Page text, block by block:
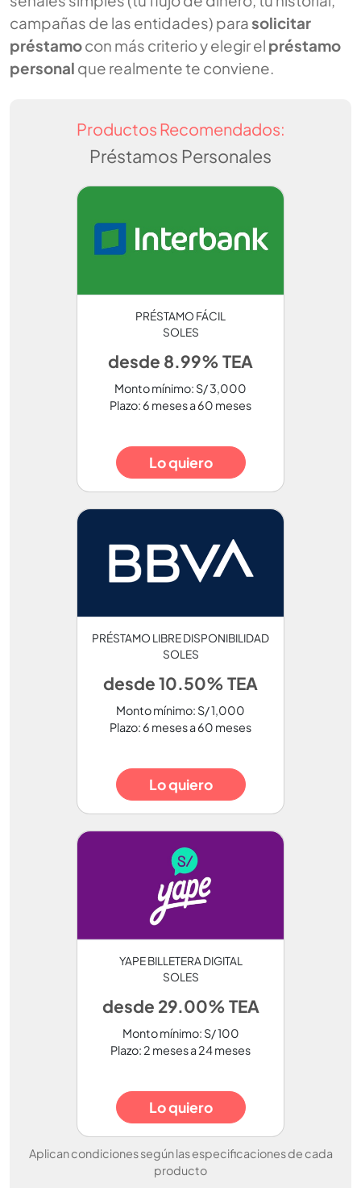
campañas de las entidades) parasolicitar
préstamocon más criterio y elegir el préstamo
personal que realmente te conviene.
Productos Recomendados:
Préstamos Personales
PRÉSTAMO FÁCIL
SOLES
desde 8.99% TEA
Monto mínimo: S/ 3,000
Plazo: 6 meses a 60 meses
Lo quiero
PRÉSTAMO LIBRE DISPONIBILIDAD
SOLES
desde 10.50% TEA
Monto mínimo: S/ 1,000
Plazo: 6 meses a 60 meses
Lo quiero
YAPE BILLETERA DIGITAL
SOLES
desde 29.00% TEA
Monto mínimo: S/ 100
Plazo: 2 meses a 24 meses
Lo quiero
Aplican condiciones según las especificaciones de cada
producto